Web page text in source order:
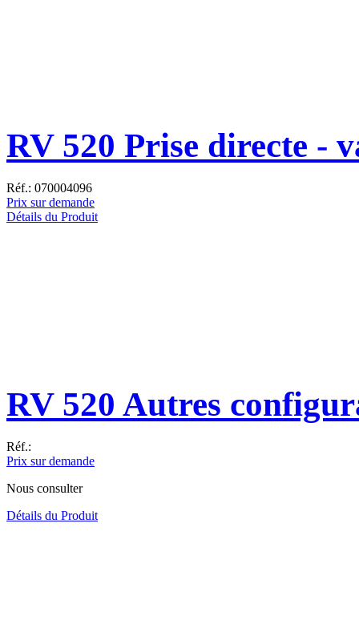
RV 520 Prise directe -
Réf.: 070004096
Prix sur demande
Détails du Produit
RV 520 Autres
Réf.:
Prix sur demande
Nous consulter
Détails du Produit